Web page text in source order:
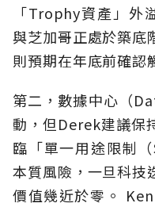
「Trophy資產」外
與芝加哥正處於築底
則預期在年底前確認
第二，數據中心（
動，但Derek建議保
臨「單一用途限制
本質風險，一旦科技
價值幾近於零。